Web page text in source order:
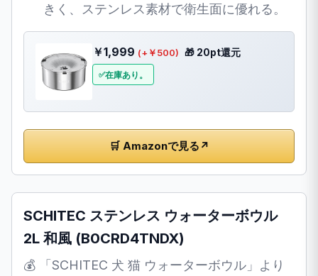
きく、ステンレス素材で衛生面に優れる。
￥1,999 (+￥500) 🎁 20pt還元
在庫あり。
🛒 Amazonで見る ↗
SCHITEC ステンレス ウォーターボウル
2L 和風 (B0CRD4TNDX)
💰 「SCHITEC 犬 猫 ウォーターボウル」より